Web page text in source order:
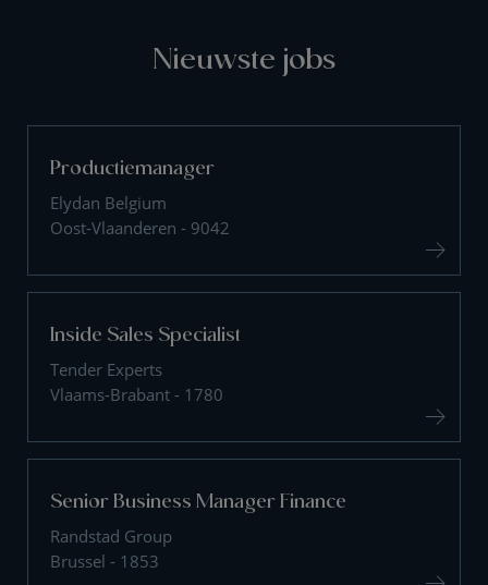
Nieuwste jobs
Productiemanager
Elydan Belgium
Oost-Vlaanderen - 9042
Inside Sales Specialist
Tender Experts
Vlaams-Brabant - 1780
Senior Business Manager Finance
Randstad Group
Brussel - 1853